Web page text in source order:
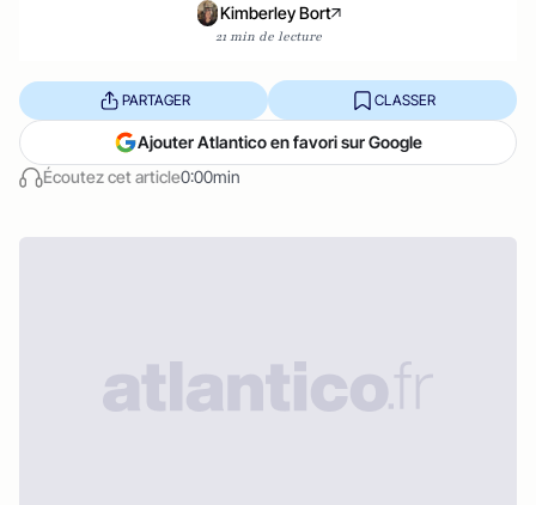
Kimberley Bort
21 min de lecture
Écoutez cet article0:00min
PARTAGER CLASSER
Ajouter Atlantico en favori sur Google